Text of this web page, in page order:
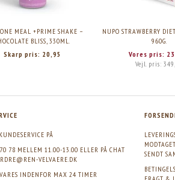
MEAL +PRIME SHAKE –
BLISS, 330ML.
Skarp pris: 20,95
NUPO STRAWBERRY
960G.
Vores pris:
Vejl. pris:
PÅ
78 MELLEM 11.00-13.00 ELLER PÅ CHAT
VELVAERE.DK
INDENFOR MAX 24 TIMER
SENDT